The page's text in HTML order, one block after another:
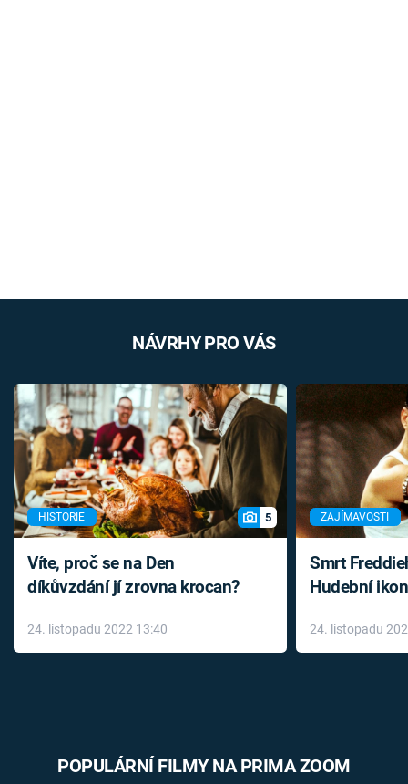
NÁVRHY PRO VÁS
HISTORIE 5
Víte, proč se na Den
díkůvzdání jí zrovna krocan?
24. listopadu 2022 13:40
ZAJÍMAVOSTI
Smrt
Hudební
léky
24. listopadu
POPULÁRNÍ FILMY NA PRIMA ZOOM